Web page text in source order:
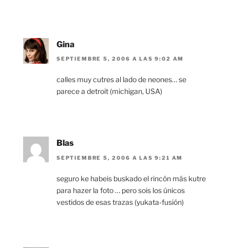
Gina
SEPTIEMBRE 5, 2006 A LAS 9:02 AM
calles muy cutres al lado de neones… se
parece a detroit (michigan, USA)
Blas
SEPTIEMBRE 5, 2006 A LAS 9:21 AM
seguro ke habeis buskado el rincón más kutre
para hazer la foto … pero sois los únicos
vestidos de esas trazas (yukata-fusión)